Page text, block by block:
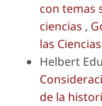
con temas
ciencias ,
las
Helbert
de la